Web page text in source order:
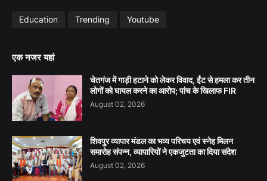
Education Trending Youtube
एक नजर यहां
चेतगंज में गाड़ी हटाने को लेकर विवाद, ईंट से हमला कर तीन
लोगों को घायल करने का आरोप; पांच के खिलाफ FIR
August 02, 2026
शिवपुर व्यापार मंडल का भव्य परिचय एवं स्नेह मिलन
समारोह संपन्न, व्यापारियों ने एकजुटता का दिया संदेश
August 02, 2026